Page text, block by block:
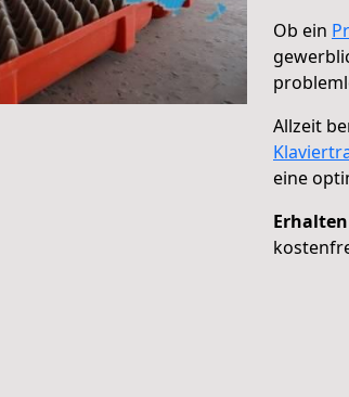
Ob ein
Allzeit
eine